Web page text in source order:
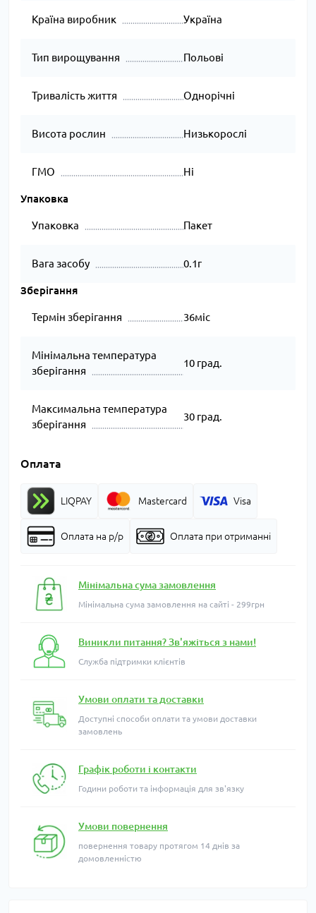
Країна виробник Україна
Тип вирощування Польові
Тривалість життя Однорічні
Висота рослин Низькорослі
ГМО Ні
Упаковка
Упаковка Пакет
Вага засобу 0.1г
Зберігання
Термін зберігання 36міс
Мінімальна температура
зберігання
10 град.
Максимальна температура
зберігання
30 град.
Оплата
LIQPAY Mastercard Visa
Оплата на р/р Оплата при отриманні
Мінімальна сума замовлення
Мінімальна сума замовлення на сайті - 299грн
Виникли питання? Зв'яжіться з нами!
Служба підтримки клієнтів
Умови оплати та доставки
Доступні способи оплати та умови доставки
замовлень
Графік роботи і контакти
Години роботи та інформація для зв'язку
Умови повернення
повернення товару протягом 14 днів за
домовленністю